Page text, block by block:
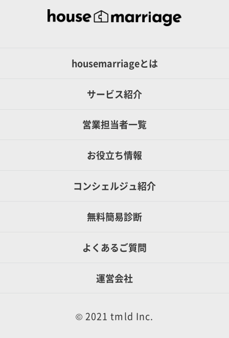
housemarriageとは
サービス紹介
営業担当者一覧
お役立ち情報
コンシェルジュ紹介
無料簡易診断
よくあるご質問
運営会社
© 2021 tmld Inc.